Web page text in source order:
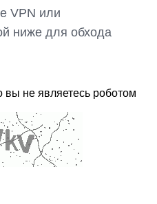
VPN или
ниже для обхода
вы не являетесь роботом